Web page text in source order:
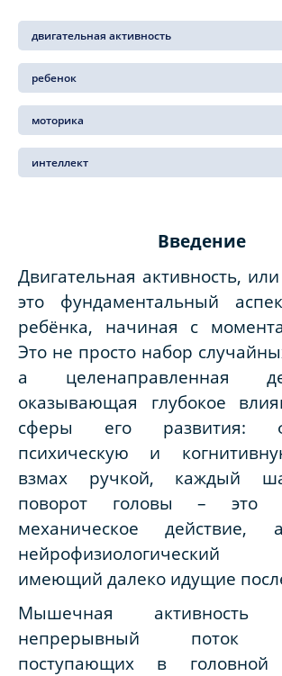
двигательная активность
ребенок
моторика
интеллект
Введение
Двигательная активность,
это фундаментальный
ребёнка, начиная с
Это не просто набор
а целенаправленная
оказывающая глубокое
сферы его развития:
психическую и
взмах ручкой, каждый
поворот головы – это
механическое действие,
имеющий далеко идущие
Мышечная активность
непрерывный поток
поступающих в